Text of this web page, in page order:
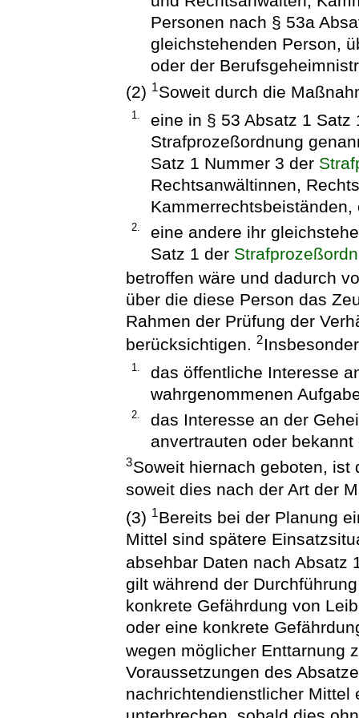
Personen nach § 53a
gleichstehenden Person,
oder der
(2) 1Soweit durch die
1.
eine in § 53 Absatz 1 Satz
Strafprozeßordnung
Satz 1 Nummer 3 der
Rechtsanwältinnen,
Kammerrechtsbeiständen,
2.
eine andere ihr
Satz 1 der
betroffen wäre und dadurch
über die diese Person das
Rahmen der Prüfung der
berücksichtigen.2
1.
das öffentliche Interesse
wahrgenommenen
2.
das Interesse an der
anvertrauten oder
3Soweit hiernach geboten,
soweit dies nach der Art der
(3) 1Bereits bei der Planung
Mittel sind spätere
absehbar Daten nach
gilt während der
konkrete Gefährdung von
oder eine konkrete
wegen möglicher Enttarnung
Voraussetzungen des
nachrichtendienstlicher